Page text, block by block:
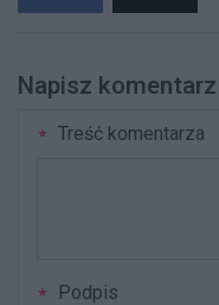
Napisz komentarz
Treść komentarza
Podpis